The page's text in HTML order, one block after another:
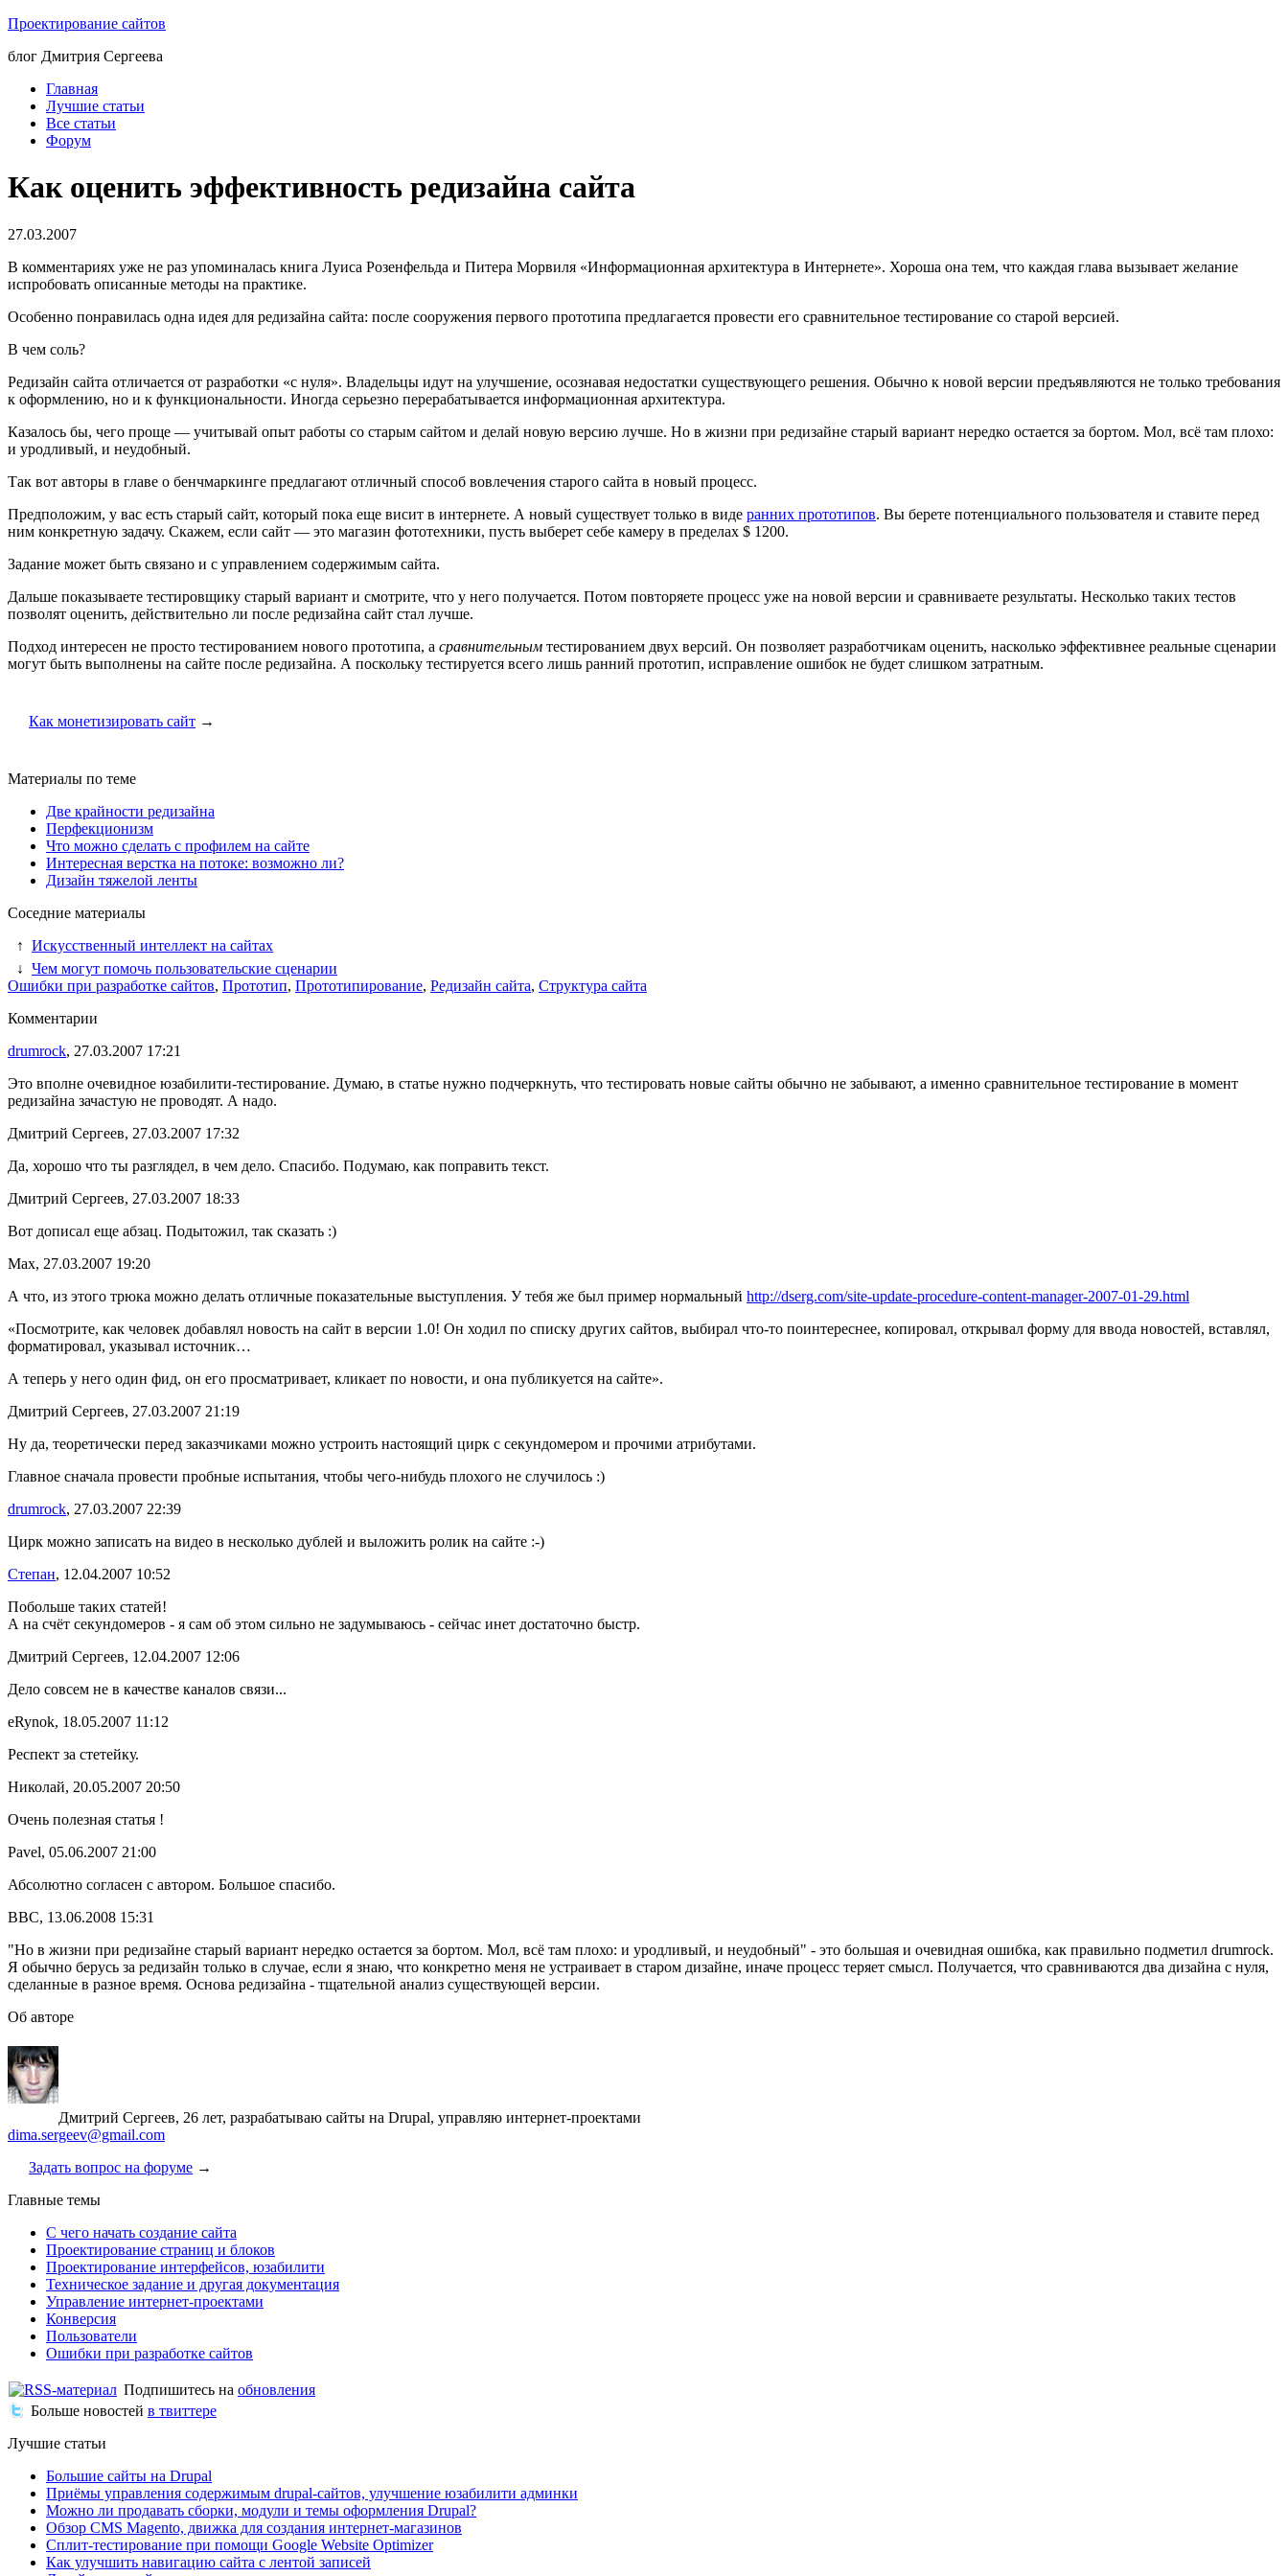
Проектирование сайтов
блог Дмитрия Сергеева
Главная
Лучшие статьи
Все статьи
Форум
Как оценить эффективность редизайна сайта
27.03.2007
В комментариях уже не раз упоминалась книга Луиса Розенфельда и Питера Морвиля «Информационная архитектура в Интернете». Хороша она тем, что каждая глава вызывает желание
испробовать описанные методы на практике.
Особенно понравилась одна идея для редизайна сайта: после сооружения первого прототипа предлагается провести его сравнительное тестирование со старой версией.
В чем соль?
Редизайн сайта отличается от разработки «с нуля». Владельцы идут на улучшение, осознавая недостатки существующего решения. Обычно к новой версии предъявляются не только требования
к оформлению, но и к функциональности. Иногда серьезно перерабатывается информационная архитектура.
Казалось бы, чего проще — учитывай опыт работы со старым сайтом и делай новую версию лучше. Но в жизни при редизайне старый вариант нередко остается за бортом. Мол, всё там плохо:
и уродливый, и неудобный.
Так вот авторы в главе о бенчмаркинге предлагают отличный способ вовлечения старого сайта в новый процесс.
Предположим, у вас есть старый сайт, который пока еще висит в интернете. А новый существует только в виде ранних прототипов. Вы берете потенциального пользователя и ставите перед
ним конкретную задачу. Скажем, если сайт — это магазин фототехники, пусть выберет себе камеру в пределах $ 1200.
Задание может быть связано и с управлением содержимым сайта.
Дальше показываете тестировщику старый вариант и смотрите, что у него получается. Потом повторяете процесс уже на новой версии и сравниваете результаты. Несколько таких тестов
позволят оценить, действительно ли после редизайна сайт стал лучше.
Подход интересен не просто тестированием нового прототипа, а сравнительным тестированием двух версий. Он позволяет разработчикам оценить, насколько эффективнее реальные сценарии
могут быть выполнены на сайте после редизайна. А поскольку тестируется всего лишь ранний прототип, исправление ошибок не будет слишком затратным.
Как монетизировать сайт →
Материалы по теме
Две крайности редизайна
Перфекционизм
Что можно сделать с профилем на сайте
Интересная верстка на потоке: возможно ли?
Дизайн тяжелой ленты
Соседние материалы
↑ Искусственный интеллект на сайтах
↓ Чем могут помочь пользовательские сценарии
Ошибки при разработке сайтов, Прототип, Прототипирование, Редизайн сайта, Структура сайта
Комментарии
drumrock, 27.03.2007 17:21
Это вполне очевидное юзабилити-тестирование. Думаю, в статье нужно подчеркнуть, что тестировать новые сайты обычно не забывают, а именно сравнительное тестирование в момент
редизайна зачастую не проводят. А надо.
Дмитрий Сергеев, 27.03.2007 17:32
Да, хорошо что ты разглядел, в чем дело. Спасибо. Подумаю, как поправить текст.
Дмитрий Сергеев, 27.03.2007 18:33
Вот дописал еще абзац. Подытожил, так сказать :)
Max, 27.03.2007 19:20
А что, из этого трюка можно делать отличные показательные выступления. У тебя же был пример нормальный http://dserg.com/site-update-procedure-content-manager-2007-01-29.html
«Посмотрите, как человек добавлял новость на сайт в версии 1.0! Он ходил по списку других сайтов, выбирал что-то поинтереснее, копировал, открывал форму для ввода новостей, вставлял,
форматировал, указывал источник…
А теперь у него один фид, он его просматривает, кликает по новости, и она публикуется на сайте».
Дмитрий Сергеев, 27.03.2007 21:19
Ну да, теоретически перед заказчиками можно устроить настоящий цирк с секундомером и прочими атрибутами.
Главное сначала провести пробные испытания, чтобы чего-нибудь плохого не случилось :)
drumrock, 27.03.2007 22:39
Цирк можно записать на видео в несколько дублей и выложить ролик на сайте :-)
Степан, 12.04.2007 10:52
Побольше таких статей!
А на счёт секундомеров - я сам об этом сильно не задумываюсь - сейчас инет достаточно быстр.
Дмитрий Сергеев, 12.04.2007 12:06
Дело совсем не в качестве каналов связи...
eRynok, 18.05.2007 11:12
Респект за стетейку.
Николай, 20.05.2007 20:50
Очень полезная статья !
Pavel, 05.06.2007 21:00
Абсолютно согласен с автором. Большое спасибо.
BBC, 13.06.2008 15:31
"Но в жизни при редизайне старый вариант нередко остается за бортом. Мол, всё там плохо: и уродливый, и неудобный" - это большая и очевидная ошибка, как правильно подметил drumrock.
Я обычно берусь за редизайн только в случае, если я знаю, что конкретно меня не устраивает в старом дизайне, иначе процесс теряет смысл. Получается, что сравниваются два дизайна с нуля,
сделанные в разное время. Основа редизайна - тщательной анализ существующей версии.
Об авторе
Дмитрий Сергеев, 26 лет, разрабатываю сайты на Drupal, управляю интернет-проектами
dima.sergeev@gmail.com
Задать вопрос на форуме →
Главные темы
С чего начать создание сайта
Проектирование страниц и блоков
Проектирование интерфейсов, юзабилити
Техническое задание и другая документация
Управление интернет-проектами
Конверсия
Пользователи
Ошибки при разработке сайтов
Подпишитесь на обновления
Больше новостей в твиттере
Лучшие статьи
Большие сайты на Drupal
Приёмы управления содержимым drupal-сайтов, улучшение юзабилити админки
Можно ли продавать сборки, модули и темы оформления Drupal?
Обзор CMS Magento, движка для создания интернет-магазинов
Сплит-тестирование при помощи Google Website Optimizer
Как улучшить навигацию сайта с лентой записей